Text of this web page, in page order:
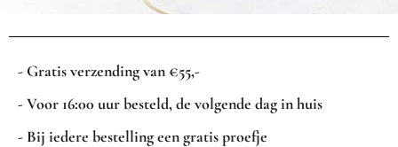
- Gratis verzending van €55,-
- Voor 16:00 uur besteld, de volgende dag in huis
- Bij iedere bestelling een gratis proefje